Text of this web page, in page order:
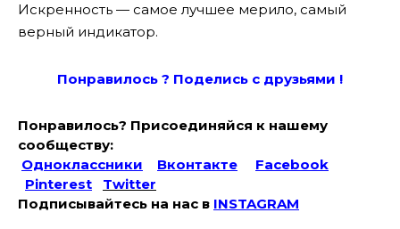
Искренность — самое лучшее мерило, самый
верный индикатор.
Понравилось ? Поделись с друзьями !
Понравилось? Присоединяйся к нашему
сообществу:
Одноклассники
Вконтакте
Facebook
Pinterest
Twitter
Подписывайтесь на наc в INSTAGRAM